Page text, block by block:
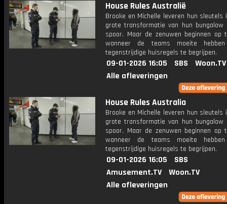
House Rules Australië
Brooke en Michelle leveren hun sleutels
grote transformatie van hun bungalow
spoor. Maar de zenuwen beginnen op
wanneer de teams moeite
tegenstrijdige huisregels te begrijpen.
09-01-2026 16:05 SBS
Woon.TV
Alle afleveringen
House Rules Australia
Brooke en Michelle leveren hun sleutels
grote transformatie van hun bungalow
spoor. Maar de zenuwen beginnen op
wanneer de teams moeite
tegenstrijdige huisregels te begrijpen.
09-01-2026 16:05
SBS
Amusement.TV
Woon.TV
Alle afleveringen